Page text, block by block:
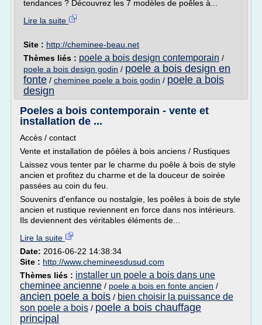
tendances ? Découvrez les 7 modèles de poêles à...
Lire la suite
Site : http://cheminee-beau.net
Thèmes liés : poele a bois design contemporain /
poele a bois design godin / poele a bois design en
fonte / cheminee poele a bois godin / poele a bois
design
Poeles a bois contemporain - vente et
installation de ...
Accès / contact
Vente et installation de pôèles à bois anciens / Rustiques
Laissez vous tenter par le charme du poêle à bois de style
ancien et profitez du charme et de la douceur de soirée
passées au coin du feu.
Souvenirs d'enfance ou nostalgie, les poêles à bois de style
ancien et rustique reviennent en force dans nos intérieurs.
Ils deviennent des véritables éléments de...
Lire la suite
Date: 2016-06-22 14:38:34
Site : http://www.chemineesdusud.com
Thèmes liés : installer un poele a bois dans une
cheminee ancienne / poele a bois en fonte ancien /
ancien poele a bois / bien choisir la puissance de
son poele a bois / poele a bois chauffage
principal